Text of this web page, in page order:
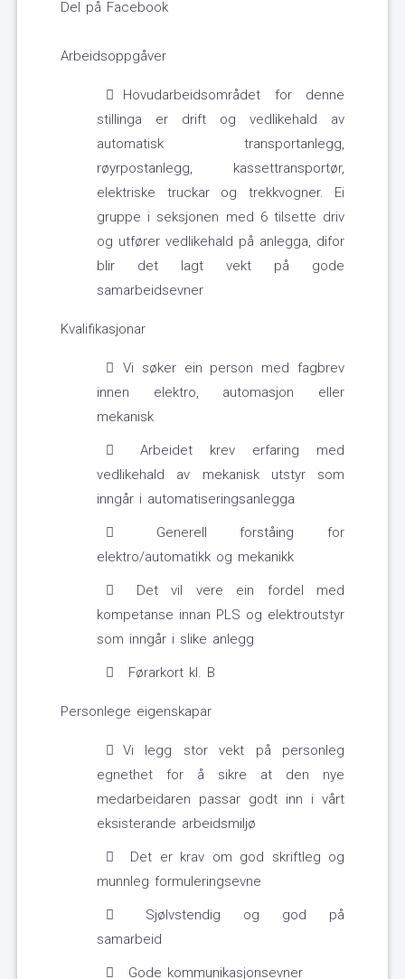
Del på Facebook
Arbeidsoppgåver
Hovudarbeidsområdet for denne
stillinga er drift og vedlikehald av
automatisk transportanlegg,
røyrpostanlegg, kassettransportør,
elektriske truckar og trekkvogner. Ei
gruppe i seksjonen med 6 tilsette driv
og utfører vedlikehald på anlegga, difor
blir det lagt vekt på gode
samarbeidsevner
Kvalifikasjonar
Vi søker ein person med fagbrev
innen elektro, automasjon eller
mekanisk
Arbeidet krev erfaring med
vedlikehald av mekanisk utstyr som
inngår i automatiseringsanlegga
Generell forståing for
elektro/automatikk og mekanikk
Det vil vere ein fordel med
kompetanse innan PLS og elektroutstyr
som inngår i slike anlegg
Førarkort kl. B
Personlege eigenskapar
Vi legg stor vekt på personleg
egnethet for å sikre at den nye
medarbeidaren passar godt inn i vårt
eksisterande arbeidsmiljø
Det er krav om god skriftleg og
munnleg formuleringsevne
Sjølvstendig og god på
samarbeid
Gode kommunikasjonsevner